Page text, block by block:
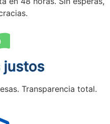
justos
Transparencia total.